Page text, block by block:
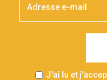
J'ai lu et